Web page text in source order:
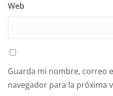
Web
Guarda mi nombre, correo
navegador para la próxima